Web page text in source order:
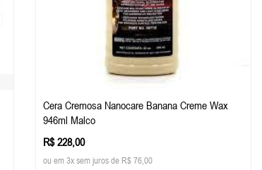
Cera Cremosa Nanocare Banana Creme Wax
946ml Malco
R$ 228,00
ou em 3x sem juros de R$ 76,00